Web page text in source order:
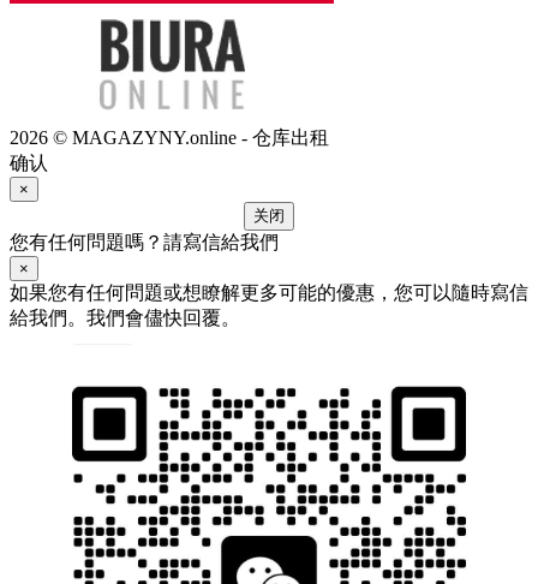
2026 © MAGAZYNY.online - 仓库出租
确认
×
关闭
您有任何問題嗎？請寫信給我們
×
如果您有任何問題或想瞭解更多可能的優惠，您可以隨時寫信
給我們。我們會儘快回覆。